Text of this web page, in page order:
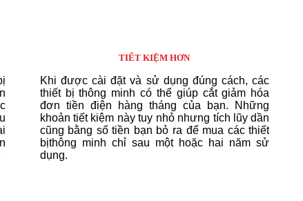
TIẾT KIỆM HƠN
Khi được cài đặt và sử dụng đúng cách, các
thiết bị thông minh có thể giúp cắt giảm hóa
đơn tiền điện hàng tháng của bạn. Những
khoản tiết kiệm này tuy nhỏ nhưng tích lũy dần
cũng bằng số tiền bạn bỏ ra để mua các thiết
bịthông minh chỉ sau một hoặc hai năm sử
dụng.